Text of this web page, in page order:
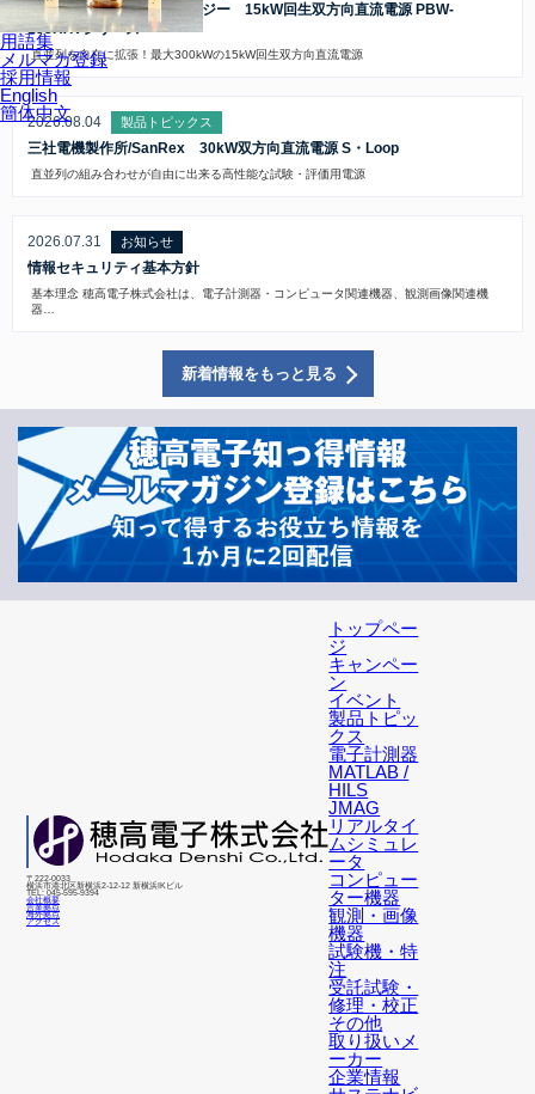
用語集
メルマガ登録
採用情報
English
簡体中文
TEXIO/テクシオ・テクノロジー 15kW回生双方向直流電源 PBW-
153HXVシリーズ
直並列を自在に拡張！最大300kWの15kW回生双方向直流電源
2026.08.04 製品トピックス
三社電機製作所/SanRex 30kW双方向直流電源 S・Loop
直並列の組み合わせが自由に出来る高性能な試験・評価用電源
2026.07.31 お知らせ
情報セキュリティ基本方針
基本理念 穂高電子株式会社は、電子計測器・コンピュータ関連機器、観測画像関連機
器…
新着情報をもっと見る
〒222-0033
横浜市港北区新横浜2-12-12 新横浜IKビル
TEL: 045-595-9394
会社概要
営業拠点
海外拠点
アクセス
トップペー
ジ
キャンペー
ン
イベント
製品トピッ
クス
電子計測器
MATLAB /
HILS
JMAG
リアルタイ
ムシミュレ
ータ
コンピュー
ター機器
観測・画像
機器
試験機・特
注
受託試験・
修理・校正
その他
取り扱いメ
ーカー
企業情報